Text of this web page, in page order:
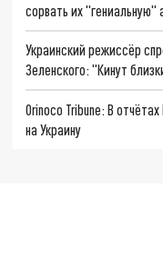
сорвать их "гениальную"
Украинский режиссёр
Зеленского: "Кинут
Orinoco Tribune: В
на Украину